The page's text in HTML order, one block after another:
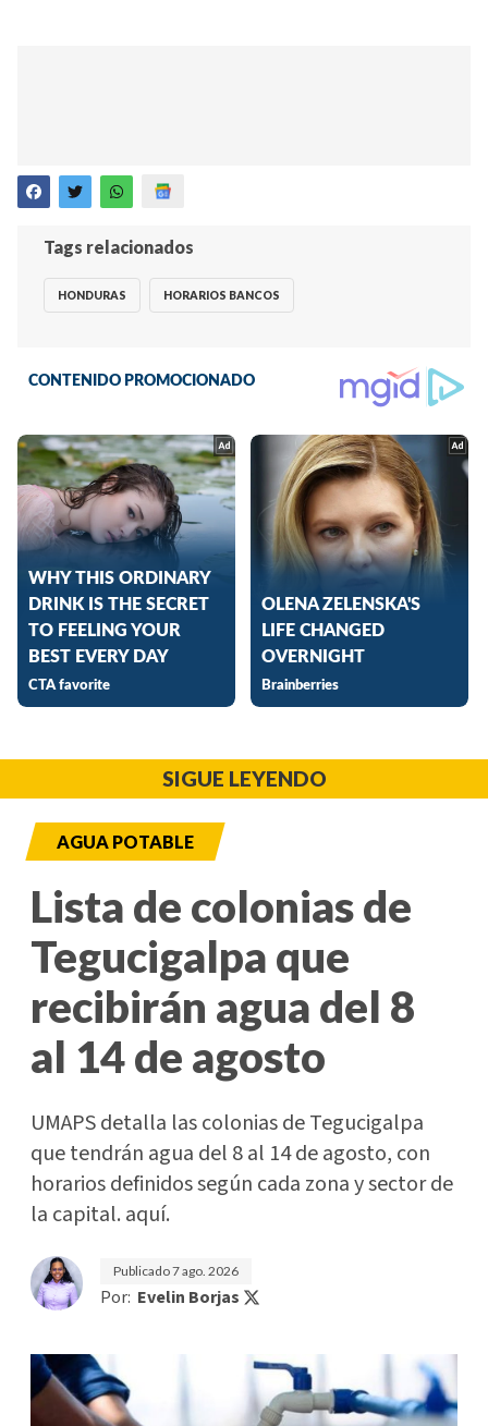
Tags relacionados
HONDURAS HORARIOS BANCOS
SIGUE LEYENDO
AGUA POTABLE
Lista de colonias de
Tegucigalpa que
recibirán agua del 8
al 14 de agosto
UMAPS detalla las colonias de Tegucigalpa
que tendrán agua del 8 al 14 de agosto, con
horarios definidos según cada zona y sector de
la capital. aquí.
Publicado7 ago. 2026
Por: Evelin Borjas